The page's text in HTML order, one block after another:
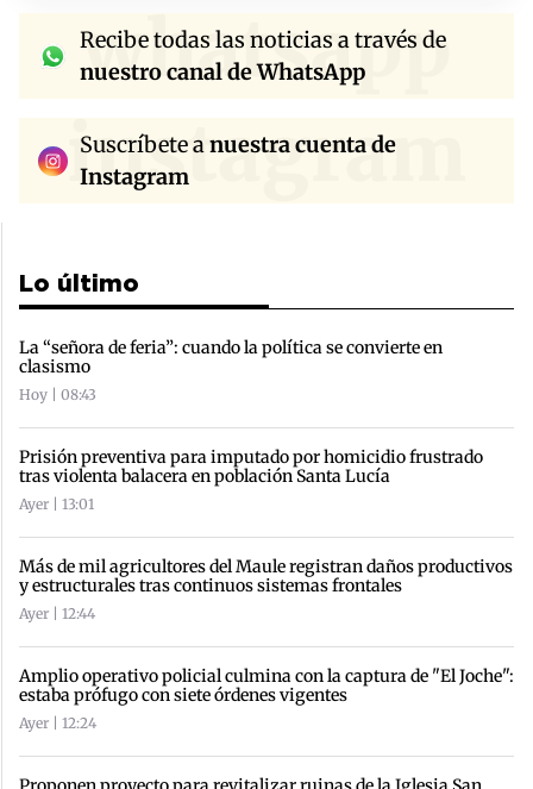
whatsapp
Recibe todas las noticias a través de
nuestro canal de WhatsApp
instagram
Suscríbete anuestra cuenta de
Instagram
Lo último
La “señora de feria”: cuando la política se convierte en
clasismo
Hoy | 08:43
Prisión preventiva para imputado por homicidio frustrado
tras violenta balacera en población Santa Lucía
Ayer | 13:01
Más de mil agricultores del Maule registran daños productivos
y estructurales tras continuos sistemas frontales
Ayer | 12:44
Amplio operativo policial culmina con la captura de "El Joche":
estaba prófugo con siete órdenes vigentes
Ayer | 12:24